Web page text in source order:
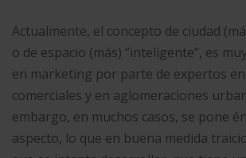
Actualmente, el concepto de ciudad
o de espacio (más) “inteligente”, es
en marketing por parte de expertos en
comerciales y en aglomeraciones
embargo, en muchos casos, se pone
aspecto, lo que en buena medida